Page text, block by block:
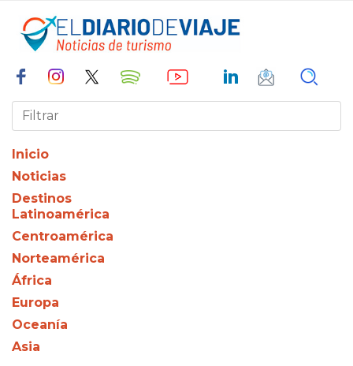
Inicio
Noticias
Destinos
Latinoamérica
Centroamérica
Norteamérica
África
Europa
Oceanía
Asia